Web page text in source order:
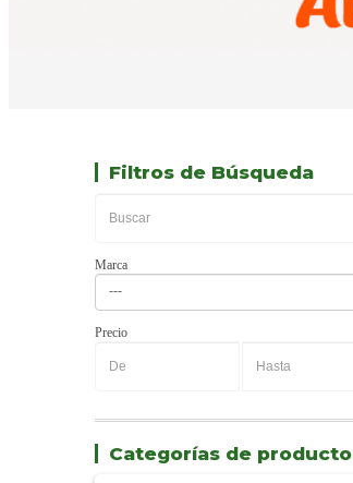
Filtros de Búsqueda
Marca
---
Precio
Categorías de producto